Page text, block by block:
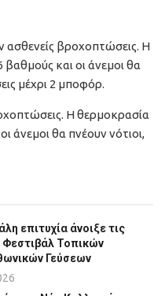
βροχοπτώσεις. Η
και οι άνεμοι θα
μέχρι 2 μποφόρ.
Η θερμοκρασία
άνεμοι θα πνέουν νότιοι,
επιτυχία άνοιξε τις
Τοπικών
Γεύσεων